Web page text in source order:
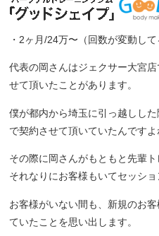
・2ヶ月/24万〜（回数が変動し
代表の岡さんはジェクサー大宮
せて頂いたことがあります。
僕が都内から埼玉に引っ越しし
で契約させて頂いていたんですよ
その際に岡さんがもともと先輩
それなりにお客様もいてセッショ
お客様がいない間も、新規のお
ていたことを思い出します。